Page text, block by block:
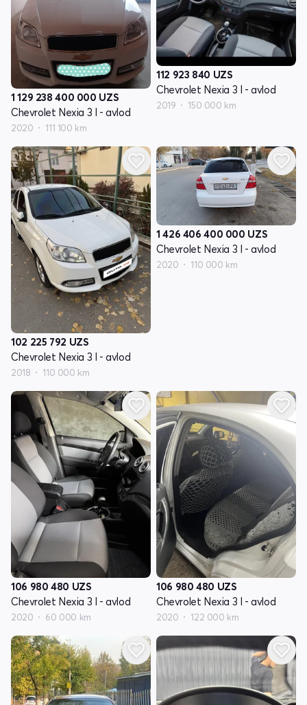
1 129 238 400 000 UZS
Chevrolet Nexia 3 I - avlod
2020 111 100 km
112 923 840 UZS
Chevrolet Nexia 3 I - avlod
2019 150 000 km
102 225 792 UZS
Chevrolet Nexia 3 I - avlod
2018 110 000 km
1 426 406 400 000 UZS
Chevrolet Nexia 3 I - avlod
2020 110 000 km
106 980 480 UZS
Chevrolet Nexia 3 I - avlod
2020 60 000 km
106 980 480 UZS
Chevrolet Nexia 3 I - avlod
2020 122 000 km